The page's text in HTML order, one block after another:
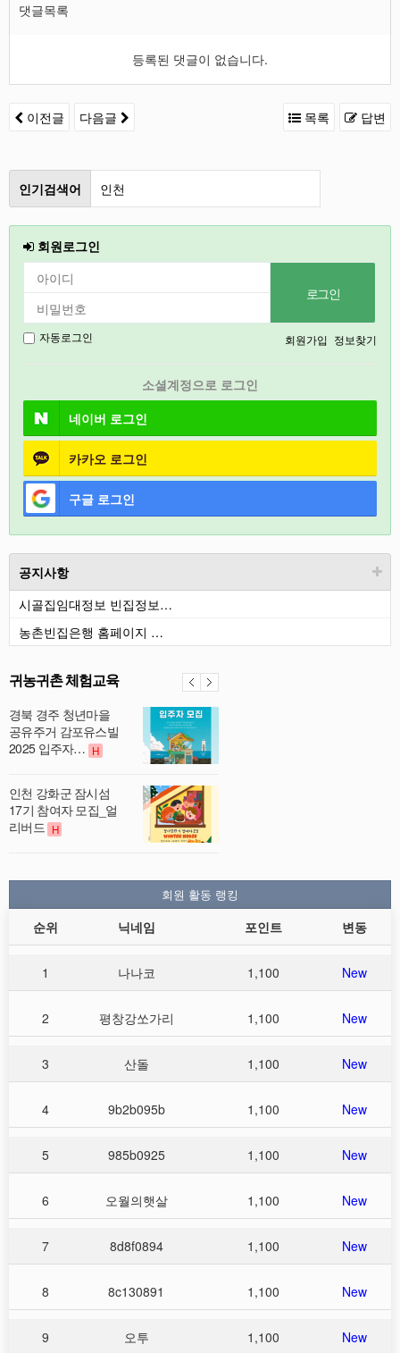
댓글목록
등록된 댓글이 없습니다.
이전글 다음글 목록 답변
인기검색어
인천
철원
강릉
2026
충북
회원로그인
자동로그인 회원가입 정보찾기
소셜계정으로 로그인
네이버 로그인
카카오 로그인
구글 로그인
공지사항
시골집임대정보 빈집정보…
농촌빈집은행 홈페이지 …
귀농귀촌 체험교육
경북 경주 청년마을
공유주거 감포유스빌
2025 입주자… H
인천 강화군 잠시섬
17기 참여자 모집_얼
리버드 H
회원 활동 랭킹
순위 닉네임 포인트 변동
1 나나코 1,100 New
2 평창강쏘가리 1,100 New
3 산돌 1,100 New
4 9b2b095b 1,100 New
5 985b0925 1,100 New
6 오월의햇살 1,100 New
7 8d8f0894 1,100 New
8 8c130891 1,100 New
9 오투 1,100 New